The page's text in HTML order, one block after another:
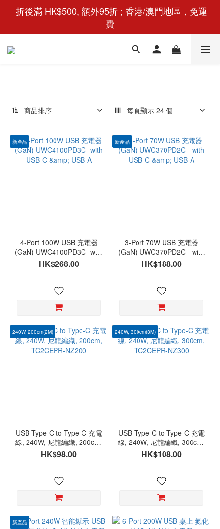
費
商品排序 每頁顯示 24 個
新產品
4-Port 100W USB 充電器
(GaN) UWC4100PD3C- with
USB-C & USB-A
HK$268.00
新產品
3-Port 70W USB 充電器
(GaN) UWC370PD2C - with
USB-C & USB-A
HK$188.00
240W, 200cm(2M)
USB Type-C to Type-C 充電
線, 240W, 尼龍編織, 200cm,
TC2CEPR-NZ200
HK$98.00
240W, 300cm(3M)
USB Type-C to Type-C 充電
線, 240W, 尼龍編織, 300cm,
TC2CEPR-NZ300
HK$108.00
新產品